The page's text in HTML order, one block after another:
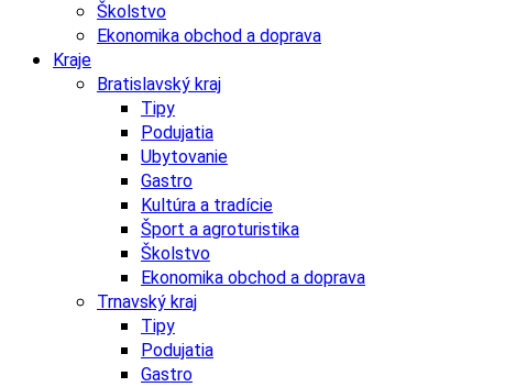
Školstvo
Ekonomika obchod a doprava
Kraje
Bratislavský kraj
Tipy
Podujatia
Ubytovanie
Gastro
Kultúra a tradície
Šport a agroturistika
Školstvo
Ekonomika obchod a doprava
Trnavský kraj
Tipy
Podujatia
Gastro